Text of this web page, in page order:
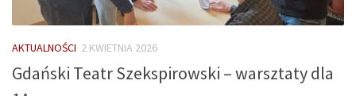
AKTUALNOŚCI 2 KWIETNIA 2026
Gdański Teatr Szekspirowski – warsztaty dla